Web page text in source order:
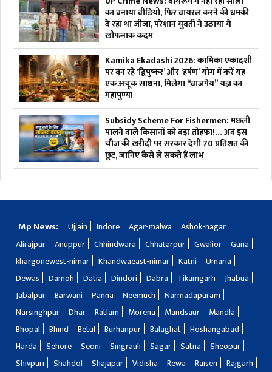
का बनाया वीडियो, फिर वायरल करने की धमकी
दे रहा था जीजा, परेशान युवती ने उठाया ये
खौफनाक कदम
Kamika Ekadashi 2026: कामिका एकादशी
पर बन रहे ‘द्विपुष्कर’ और ‘हर्षण’ योग में करें यह
एक अचूक साधना, मिलेगा “वाजपेय” यज्ञ का
महापुण्य!
Subsidy Scheme For Fishermen: मछली
पालने वाले किसानों को बड़ा तोहफा!… अब इस
चीज की खरीदी पर सरकार देगी 70 प्रतिशत की
छूट, जानिए कैसे ले सकते हैं लाभ
Mp News: Ujjain Indore Agar-malwa
Ashok-nagar
Alirajpur
Anuppur Chhindwara Chhatarpur Gwalior
Guna
khargonewest-nimar
Khandwaeast-nimar Katni
Umaria
Dewas
Damoh Datia Dindori Dabra Tikamgarh
Jhabua
Jabalpur
Barwani Panna Neemuch
Narmadapuram
Narsinghpur
Dhar Ratlam Morena Mandsaur
Mandla
Bhopal
Bhind Betul Burhanpur Balaghat
Hoshangabad
Harda
Sehore Seoni Singrauli Sagar Satna
Sheopur
Shivpuri
Shahdol Shajapur Vidisha Rewa Raisen
Rajgarh